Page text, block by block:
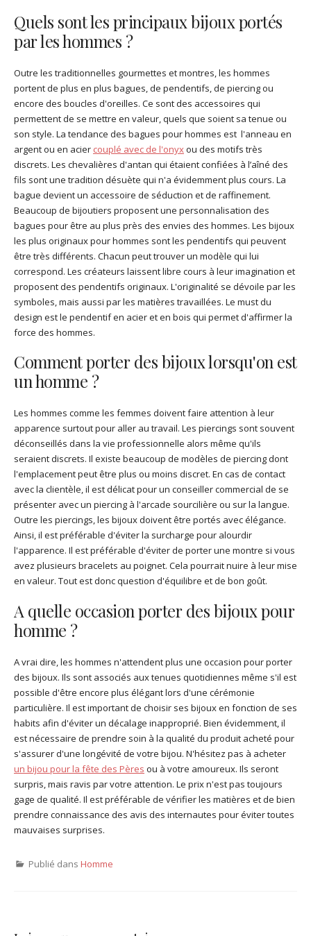
Quels sont les principaux bijoux portés
par les hommes ?
Outre les traditionnelles gourmettes et montres, les hommes
portent de plus en plus bagues, de pendentifs, de piercing ou
encore des boucles d'oreilles. Ce sont des accessoires qui
permettent de se mettre en valeur, quels que soient sa tenue ou
son style. La tendance des bagues pour hommes est l'anneau en
argent ou en acier couplé avec de l'onyxou des motifs très
discrets. Les chevalières d'antan qui étaient confiées à l’aîné des
fils sont une tradition désuète qui n'a évidemment plus cours. La
bague devient un accessoire de séduction et de raffinement.
Beaucoup de bijoutiers proposent une personnalisation des
bagues pour être au plus près des envies des hommes. Les bijoux
les plus originaux pour hommes sont les pendentifs qui peuvent
être très différents. Chacun peut trouver un modèle qui lui
correspond. Les créateurs laissent libre cours à leur imagination et
proposent des pendentifs originaux. L'originalité se dévoile par les
symboles, mais aussi par les matières travaillées. Le must du
design est le pendentif en acier et en bois qui permet d'affirmer la
force des hommes.
Comment porter des bijoux lorsqu'on est
un homme ?
Les hommes comme les femmes doivent faire attention à leur
apparence surtout pour aller au travail. Les piercings sont souvent
déconseillés dans la vie professionnelle alors même qu'ils
seraient discrets. Il existe beaucoup de modèles de piercing dont
l'emplacement peut être plus ou moins discret. En cas de contact
avec la clientèle, il est délicat pour un conseiller commercial de se
présenter avec un piercing à l'arcade sourcilière ou sur la langue.
Outre les piercings, les bijoux doivent être portés avec élégance.
Ainsi, il est préférable d'éviter la surcharge pour alourdir
l'apparence. Il est préférable d'éviter de porter une montre si vous
avez plusieurs bracelets au poignet. Cela pourrait nuire à leur mise
en valeur. Tout est donc question d'équilibre et de bon goût.
A quelle occasion porter des bijoux pour
homme ?
A vrai dire, les hommes n'attendent plus une occasion pour porter
des bijoux. Ils sont associés aux tenues quotidiennes même s'il est
possible d'être encore plus élégant lors d'une cérémonie
particulière. Il est important de choisir ses bijoux en fonction de ses
habits afin d'éviter un décalage inapproprié. Bien évidemment, il
est nécessaire de prendre soin à la qualité du produit acheté pour
s'assurer d'une longévité de votre bijou. N'hésitez pas à acheter
un bijou pour la fête des Pères ou à votre amoureux. Ils seront
surpris, mais ravis par votre attention. Le prix n'est pas toujours
gage de qualité. Il est préférable de vérifier les matières et de bien
prendre connaissance des avis des internautes pour éviter toutes
mauvaises surprises.
Publié dans Homme